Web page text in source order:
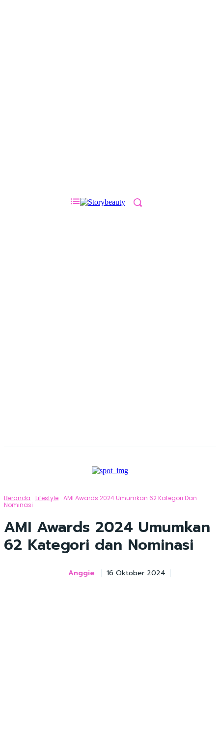
Beranda Lifestyle AMI Awards 2024 Umumkan 62 Kategori Dan
Nominasi
AMI Awards 2024 Umumkan
62 Kategori dan Nominasi
Anggie 16 Oktober 2024